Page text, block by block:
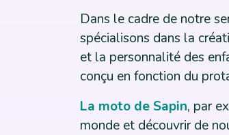
Dans le cadre de notre
spécialisons dans la
et la personnalité des
conçu en fonction du
La moto de Sapin, par
monde et découvrir de